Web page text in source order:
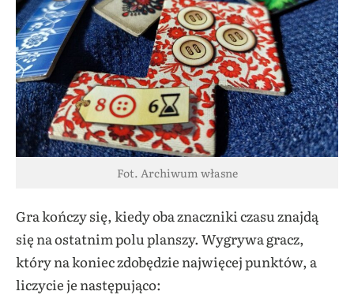
Fot. Archiwum własne
Gra kończy się, kiedy oba znaczniki czasu znajdą
się na ostatnim polu planszy. Wygrywa gracz,
który na koniec zdobędzie najwięcej punktów, a
liczycie je następująco: